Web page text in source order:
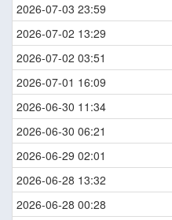
2026-07-03 23:59
2026-07-02 13:29
2026-07-02 03:51
2026-07-01 16:09
2026-06-30 11:34
2026-06-30 06:21
2026-06-29 02:01
2026-06-28 13:32
2026-06-28 00:28